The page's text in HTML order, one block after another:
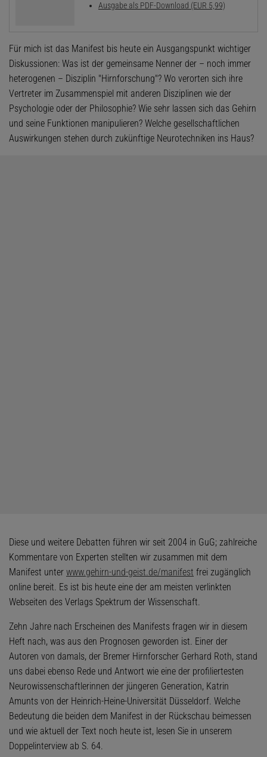
Ausgabe als PDF-Download (EUR 5,99)
Für mich ist das Manifest bis heute ein Ausgangspunkt wichtiger
Diskussionen: Was ist der gemeinsame Nenner der – noch immer
heterogenen – Disziplin "Hirnforschung"? Wo verorten sich ihre
Vertreter im Zusammenspiel mit anderen Disziplinen wie der
Psychologie oder der ­Philosophie? Wie sehr lassen sich das ­Gehirn
und seine Funktionen manipulieren? Welche gesellschaftlichen
Auswirkungen stehen durch zukünftige Neurotechniken ins Haus?
Diese und weitere Debatten führen wir seit 2004 in GuG; zahlreiche
Kommentare von Experten stellten wir zusammen mit dem
Manifest unter www.gehirn-und-geist.de/manifest frei zugänglich
online bereit. Es ist bis heute eine der am meisten verlinkten
Webseiten des Verlags Spektrum der Wissenschaft.
Zehn Jahre nach Erscheinen des Manifests ­fragen wir in diesem
Heft nach, was aus den ­Prognosen geworden ist. Einer der
Autoren von damals, der Bremer Hirnforscher Gerhard Roth, stand
uns dabei ebenso Rede und Antwort wie eine der profiliertesten
Neurowissenschaftlerin­nen der ­jüngeren Generation, Katrin
Amunts von der Heinrich-Heine-Universität Düsseldorf. Welche
Bedeutung die beiden dem Manifest in der Rückschau beimessen
und wie aktuell der Text noch heute ist, lesen Sie in unserem
Doppel­interview ab S. 64.